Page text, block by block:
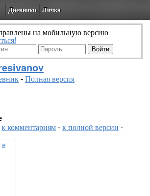
Дневники Личка
на мобильную версию
-Полная версия
к комментариям-к полной версии -